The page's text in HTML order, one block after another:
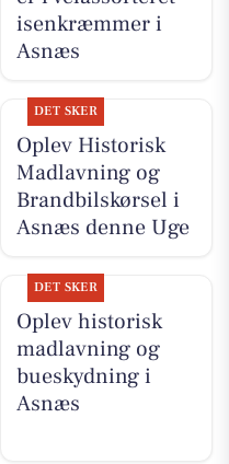
isenkræmmer i
Asnæs
DET SKER
Oplev Historisk
Madlavning og
Brandbilskørsel i
Asnæs denne Uge
DET SKER
Oplev historisk
madlavning og
bueskydning i
Asnæs